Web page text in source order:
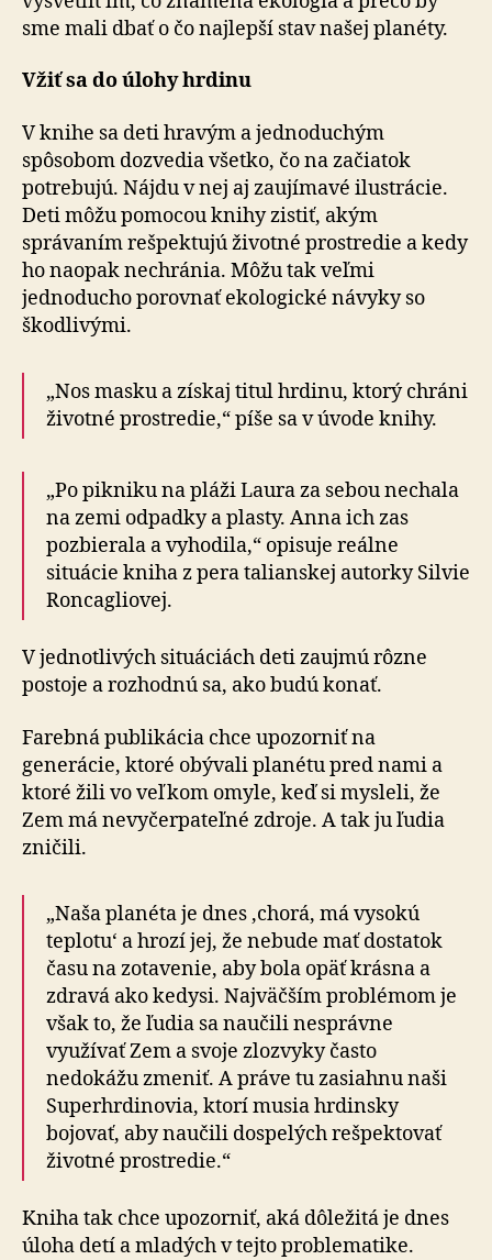
sme mali dbať o čo najlepší stav našej planéty.
Vžiť sa do úlohy hrdinu
V knihe sa deti hravým a jednoduchým
spôsobom dozvedia všetko, čo na začiatok
potrebujú. Nájdu v nej aj zaujímavé ilustrácie.
Deti môžu pomocou knihy zistiť, akým
správaním rešpektujú životné prostredie a kedy
ho naopak nechránia. Môžu tak veľmi
jednoducho porovnať ekologické návyky so
škodlivými.
„Nos masku a získaj titul hrdinu, ktorý chráni
životné prostredie,“ píše sa v úvode knihy.
„Po pikniku na pláži Laura za sebou nechala
na zemi odpadky a plasty. Anna ich zas
pozbierala a vyhodila,“ opisuje reálne
situácie kniha z pera talianskej autorky Silvie
Roncagliovej.
V jednotlivých situáciách deti zaujmú rôzne
postoje a rozhodnú sa, ako budú konať.
Farebná publikácia chce upozorniť na
generácie, ktoré obývali planétu pred nami a
ktoré žili vo veľkom omyle, keď si mysleli, že
Zem má nevyčerpateľné zdroje. A tak ju ľudia
zničili.
„Naša planéta je dnes ‚chorá, má vysokú
teplotu‘ a hrozí jej, že nebude mať dostatok
času na zotavenie, aby bola opäť krásna a
zdravá ako kedysi. Najväčším problémom je
však to, že ľudia sa naučili nesprávne
využívať Zem a svoje zlozvyky často
nedokážu zmeniť. A práve tu zasiahnu naši
Superhrdinovia, ktorí musia hrdinsky
bojovať, aby naučili dospelých rešpektovať
životné prostredie.“
Kniha tak chce upozorniť, aká dôležitá je dnes
úloha detí a mladých v tejto problematike.